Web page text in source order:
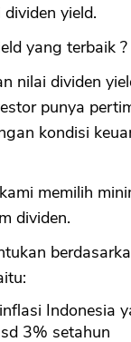
yield.
yang terbaik ?
nilai dividen
punya
kondisi
memilih
dividen.
Indonesia
3% setahun